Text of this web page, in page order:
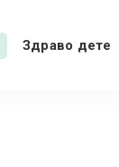
Здраво дете